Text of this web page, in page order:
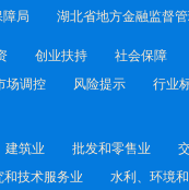
局 湖北省地方金融监督
创业扶持 社会保障
场调控 风险提示 行业
建筑业 批发和零售业
和技术服务业 水利、环境